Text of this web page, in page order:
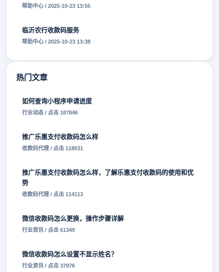
帮助中心 / 2025-10-23 13:55
临沂农行收款码服务
帮助中心 / 2025-10-23 13:38
热门文章
如何查询小程序申请进度
行业动态 / 点击 187846
推广乐惠支付收款码怎么样
收款码代理 / 点击 118031
推广乐惠支付收款码怎么样，了解乐惠支付收款码的使用和优
势
收款码代理 / 点击 114113
微信收款码怎么更换，操作步骤详解
行业资讯 / 点击 61349
微信收款码怎么设置不显示姓名？
行业资讯 / 点击 37976